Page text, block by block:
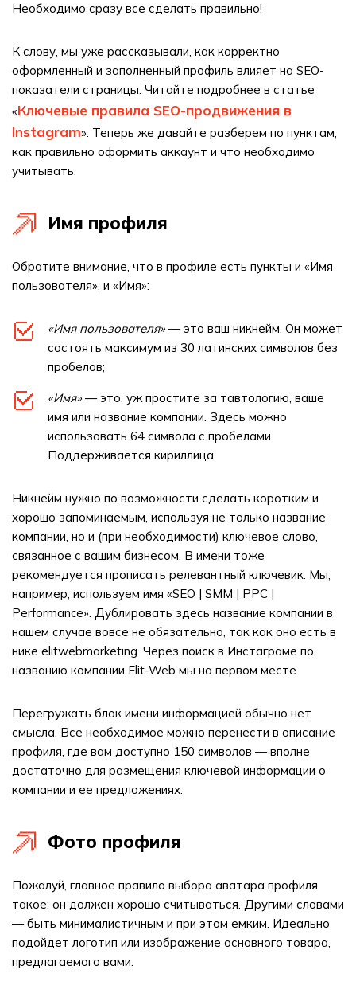
Необходимо сразу все сделать правильно!
К слову, мы уже рассказывали, как корректно
оформленный и заполненный профиль влияет на SEO-
показатели страницы. Читайте подробнее в статье
«Ключевые правила SEO-продвижения в
Instagram». Теперь же давайте разберем по пунктам,
как правильно оформить аккаунт и что необходимо
учитывать.
Имя профиля
Обратите внимание, что в профиле есть пункты и «Имя
пользователя», и «Имя»:
«Имя пользователя» — это ваш никнейм. Он может
состоять максимум из 30 латинских символов без
пробелов;
«Имя» — это, уж простите за тавтологию, ваше
имя или название компании. Здесь можно
использовать 64 символа с пробелами.
Поддерживается кириллица.
Никнейм нужно по возможности сделать коротким и
хорошо запоминаемым, используя не только название
компании, но и (при необходимости) ключевое слово,
связанное с вашим бизнесом. В имени тоже
рекомендуется прописать релевантный ключевик. Мы,
например, используем имя «SEO | SMM | PPC |
Performance». Дублировать здесь название компании в
нашем случае вовсе не обязательно, так как оно есть в
нике elitwebmarketing. Через поиск в Инстаграме по
названию компании Elit-Web мы на первом месте.
Перегружать блок имени информацией обычно нет
смысла. Все необходимое можно перенести в описание
профиля, где вам доступно 150 символов — вполне
достаточно для размещения ключевой информации о
компании и ее предложениях.
Фото профиля
Пожалуй, главное правило выбора аватара профиля
такое: он должен хорошо считываться. Другими словами
— быть минималистичным и при этом емким. Идеально
подойдет логотип или изображение основного товара,
предлагаемого вами.